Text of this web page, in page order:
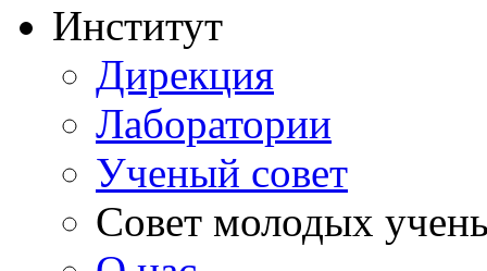
Институт
Дирекция
Лаборатории
Ученый совет
Совет молодых